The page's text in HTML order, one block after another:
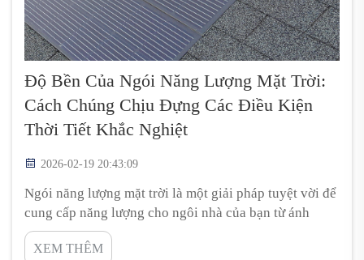
Độ Bền Của Ngói Năng Lượng Mặt Trời:
Cách Chúng Chịu Đựng Các Điều Kiện
Thời Tiết Khắc Nghiệt
2026-02-19 20:43:09
Ngói năng lượng mặt trời là một giải pháp tuyệt vời để
cung cấp năng lượng cho ngôi nhà của bạn từ ánh
nắng mặt trời. Chúng được thiết kế để có độ bền cao
và có khả năng chịu đựng các điều kiện thời tiết xấu
XEM THÊM